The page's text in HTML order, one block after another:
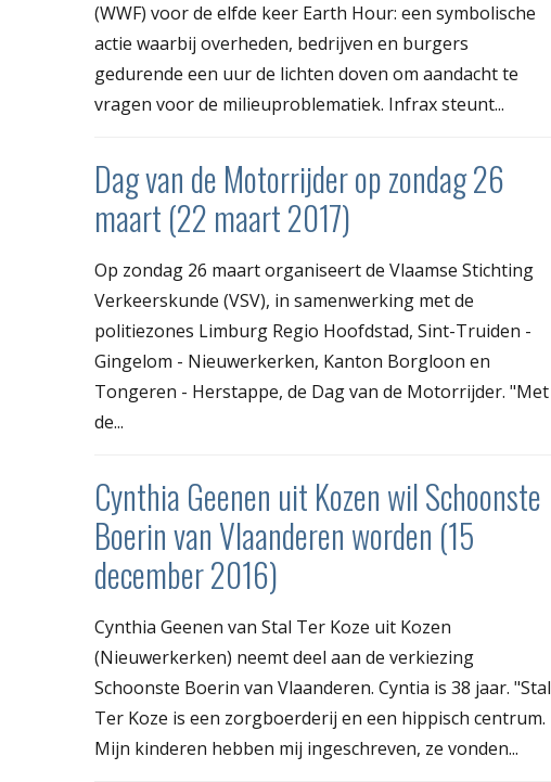
(WWF) voor de elfde keer Earth Hour: een symbolische
actie waarbij overheden, bedrijven en burgers
gedurende een uur de lichten doven om aandacht te
vragen voor de milieuproblematiek. Infrax steunt...
Dag van de Motorrijder op zondag 26
maart (22 maart 2017)
Op zondag 26 maart organiseert de Vlaamse Stichting
Verkeerskunde (VSV), in samenwerking met de
politiezones Limburg Regio Hoofdstad, Sint-Truiden -
Gingelom - Nieuwerkerken, Kanton Borgloon en
Tongeren - Herstappe, de Dag van de Motorrijder. "Met
de...
Cynthia Geenen uit Kozen wil Schoonste
Boerin van Vlaanderen worden (15
december 2016)
Cynthia Geenen van Stal Ter Koze uit Kozen
(Nieuwerkerken) neemt deel aan de verkiezing
Schoonste Boerin van Vlaanderen. Cyntia is 38 jaar. "Stal
Ter Koze is een zorgboerderij en een hippisch centrum.
Mijn kinderen hebben mij ingeschreven, ze vonden...